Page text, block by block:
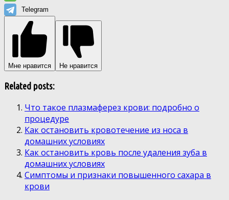
Telegram
Мне нравится Не нравится
Related posts:
Что такое плазмаферез крови: подробно о
процедуре
Как остановить кровотечение из носа в
домашних условиях
Как остановить кровь после удаления зуба в
домашних условиях
Симптомы и признаки повышенного сахара в
крови